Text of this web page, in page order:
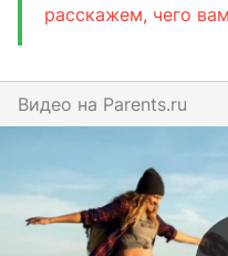
расскажем, чего
Видео на parents.ru